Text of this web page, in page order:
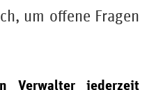
um offene Fragen
Verwalter jederzeit